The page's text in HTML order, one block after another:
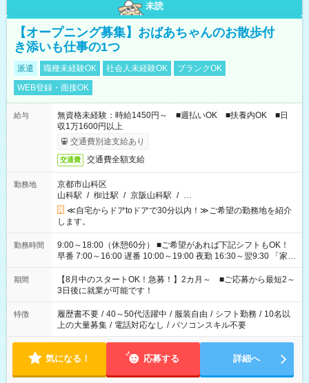
未読
【オープニング募集】おばあちゃんのお散歩付
き添いも仕事の1つ
派遣 職種未経験OK 社会人未経験OK
ブランクOK
WEB登録・面接OK
給与
無資格未経験：時給1450円～ ■週払いOK ■扶養内OK ■日
収1万1600円以上
交通費別途支給あり
交通費 交通費全額支給
勤務地
京都市山科区
山科駅 / 椥辻駅 / 京阪山科駅 / …
≪自宅からドアtoドアで30分以内！≫ご希望の勤務地を紹介
します。
勤務時間
9:00～18:00（休憩60分） ■ご希望があれば下記シフトもOK！
早番 7:00～16:00 遅番 10:00～19:00 夜勤 16:30～翌9:30 「家族
と休みを合わせたい」 「余裕を持って夕飯の準備がしたい」
「できれば残業はしたくない」 など、ご希望を教えてください
ね。 ※Wワーク希望の方へ 今ご覧のお仕事で希望する勤務時間
と、もう1つのお仕事の勤務時間。 合計で週40時間を超える場
合は応募できません。
期間
【8月中のスタートOK！急募！】2カ月～ ■ご応募から最短2～
3日後に就業が可能です！
特徴 履歴書不要 / 40～50代活躍中 / 服装自由 / シフト勤務 / 10名以
上の大量募集 / 電話対応なし / パソコンスキル不要
気になる！ 応募する 詳細へ